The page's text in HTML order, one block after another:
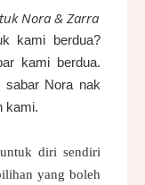
Nora & Zarra
kami berdua?
kami berdua.
sabar Nora nak
kami.
diri sendiri
yang boleh